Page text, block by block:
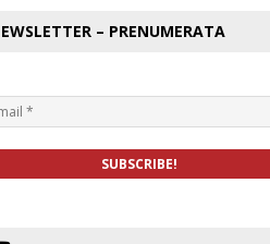
– PRENUMERATA